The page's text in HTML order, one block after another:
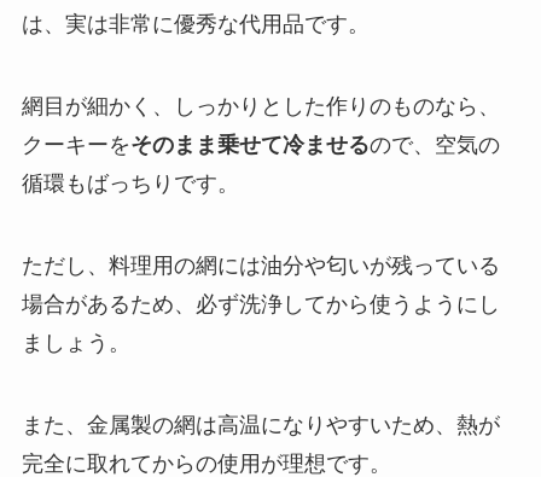
は、実は非常に優秀な代用品です。
網目が細かく、しっかりとした作りのものなら、
クーキーをそのまま乗せて冷ませるので、空気の
循環もばっちりです。
ただし、料理用の網には油分や匂いが残っている
場合があるため、必ず洗浄してから使うようにし
ましょう。
また、金属製の網は高温になりやすいため、熱が
完全に取れてからの使用が理想です。